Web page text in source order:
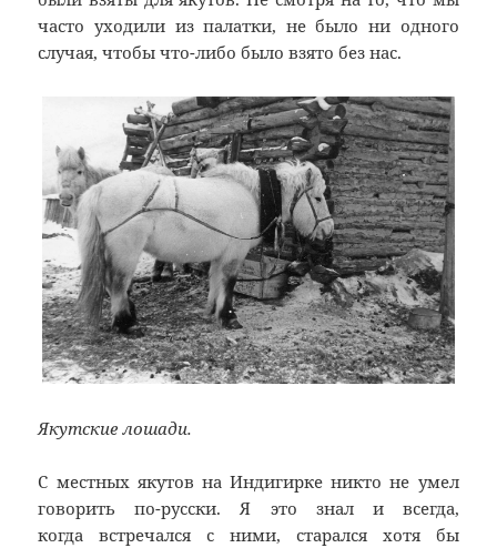
часто уходили из палатки, не было ни одного
случая, чтобы что-либо было взято без нас.
Якутские лошади.
С местных якутов на Индигирке никто не умел
говорить по-русски. Я это знал и всегда,
когда встречался с ними, старался хотя бы